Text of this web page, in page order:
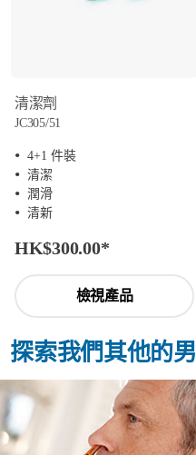
清潔劑
JC305/51
4+1 件裝
清潔
潤滑
清新
HK$300.00*
檢視產品
探索我們其他的